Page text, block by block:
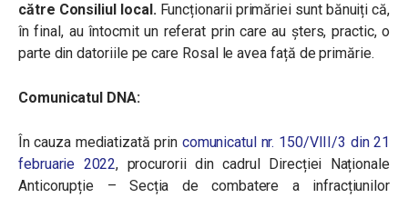
către Consiliul local.Funcționarii primăriei sunt bănuiți că,
în final, au întocmit un referat prin care au șters, practic, o
parte din datoriile pe care Rosal le avea față de primărie.
Comunicatul DNA:
În cauza mediatizată prin comunicatul nr. 150/VIII/3 din 21
februarie 2022, procurorii din cadrul Direcției Naționale
Anticorupție – Secția de combatere a infracțiunilor